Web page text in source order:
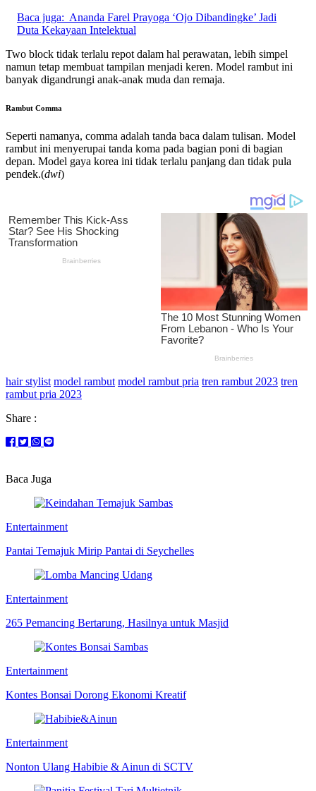
Baca juga: Ananda Farel Prayoga ‘Ojo Dibandingke’ Jadi
Duta Kekayaan Intelektual
Two block tidak terlalu repot dalam hal perawatan, lebih simpel
namun tetap membuat tampilan menjadi keren. Model rambut ini
banyak digandrungi anak-anak muda dan remaja.
Rambut Comma
Seperti namanya, comma adalah tanda baca dalam tulisan. Model
rambut ini menyerupai tanda koma pada bagian poni di bagian
depan. Model gaya korea ini tidak terlalu panjang dan tidak pula
pendek.(dwi)
hair stylist model rambut model rambut pria tren rambut 2023 tren
rambut pria 2023
Share :
Baca Juga
Entertainment
Pantai Temajuk Mirip Pantai di Seychelles
Entertainment
265 Pemancing Bertarung, Hasilnya untuk Masjid
Entertainment
Kontes Bonsai Dorong Ekonomi Kreatif
Entertainment
Nonton Ulang Habibie & Ainun di SCTV